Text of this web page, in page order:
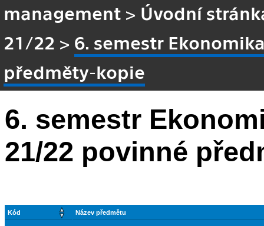
management > Úvodní
21/22 > 6. semestr
předměty-kopie
6. semestr
21/22 povinné
Kód Název předmětu